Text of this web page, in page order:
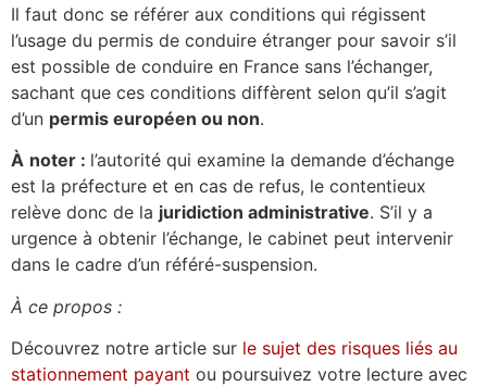
Il faut donc se référer aux conditions qui régissent
l’usage du permis de conduire étranger pour savoir s’il
est possible de conduire en France sans l’échanger,
sachant que ces conditions diffèrent selon qu’il s’agit
d’un permis européen ou non.
À noter : l’autorité qui examine la demande d’échange
est la préfecture et en cas de refus, le contentieux
relève donc de la juridiction administrative. S’il y a
urgence à obtenir l’échange, le cabinet peut intervenir
dans le cadre d’un référé-suspension.
À ce propos :
Découvrez notre article sur le sujet des risques liés au
stationnement payant ou poursuivez votre lecture avec